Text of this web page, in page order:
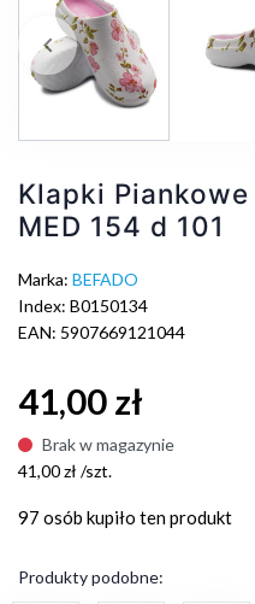
Poprzedni
keyboard_arrow_left
Klapki Piankowe
MED 154 d 101
Marka: BEFADO
Index: B0150134
EAN: 5907669121044
41,00 zł
Brak w magazynie
41,00 zł /szt.
97 osób kupiło ten produkt
Produkty podobne: